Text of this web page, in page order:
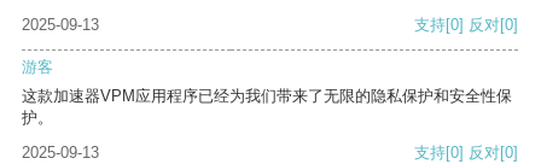
2025-09-13 支持[0] 反对[0]
游客
这款加速器VPM应用程序已经为我们带来了无限的隐私保护和安全性保
护。
2025-09-13
支持[0] 反对[0]